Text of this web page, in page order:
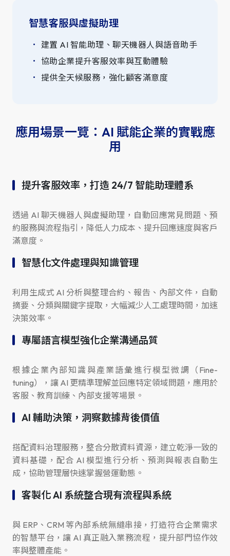
智慧客服與虛擬助理
建置 AI 智能助理、聊天機器人與語音助手
協助企業提升客服效率與互動體驗
提供全天候服務，強化顧客滿意度
應用場景一覽：AI 賦能企業的實戰應
用
提升客服效率，打造 24/7 智能助理體系
透過 AI 聊天機器人與虛擬助理，自動回應常見問題、預
約服務與流程指引，降低人力成本、提升回應速度與客戶
滿意度。
智慧化文件處理與知識管理
利用生成式 AI 分析與整理合約、報告、內部文件，自動
摘要、分類與關鍵字提取，大幅減少人工處理時間，加速
決策效率。
專屬語言模型強化企業溝通品質
根據企業內部知識與產業語彙進行模型微調（Fine-
tuning），讓 AI 更精準理解並回應特定領域問題，應用於
客服、教育訓練、內部支援等場景。
AI 輔助決策，洞察數據背後價值
搭配資料治理服務，整合分散資料資源，建立乾淨一致的
資料基礎，配合 AI 模型進行分析、預測與報表自動生
成，協助管理層快速掌握營運動態。
客製化 AI 系統整合現有流程與系統
與 ERP、CRM 等內部系統無縫串接，打造符合企業需求
的智慧平台，讓 AI 真正融入業務流程，提升部門協作效
率與整體產能。